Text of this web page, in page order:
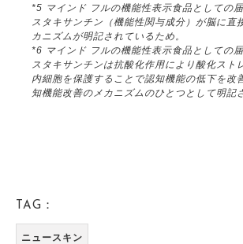
*5 マインド フルの機能性表示食品としての
スタキサンチン（機能性関与成分）が脳に直
カニズムが明記されているため。
*6 マインド フルの機能性表示食品としての
スタキサンチンは抗酸化作用により酸化スト
内細胞を保護することで認知機能の低下を改
知機能改善のメカニズムのひとつとして明記
TAG：
ニュースキン